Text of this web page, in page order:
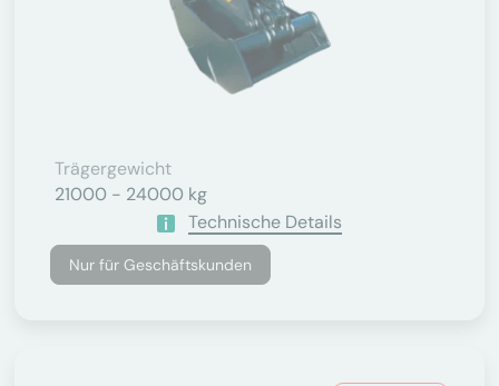
Trägergewicht
21000 - 24000 kg
Technische Details
Nur für Geschäftskunden